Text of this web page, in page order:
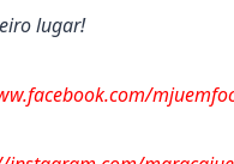
lugar!
nos